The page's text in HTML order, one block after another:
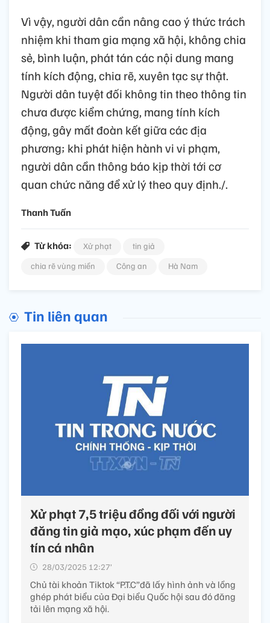
Vì vậy, người dân cần nâng cao ý thức trách
nhiệm khi tham gia mạng xã hội, không chia
sẻ, bình luận, phát tán các nội dung mang
tính kích động, chia rẽ, xuyên tạc sự thật.
Người dân tuyệt đối không tin theo thông tin
chưa được kiểm chứng, mang tính kích
động, gây mất đoàn kết giữa các địa
phương; khi phát hiện hành vi vi phạm,
người dân cần thông báo kịp thời tới cơ
quan chức năng để xử lý theo quy định./.
Thanh Tuấn
Từ khóa: Xử phạt
tin giả
chia rẽ vùng miền
Công an Hà Nam
Tin liên quan
Xử phạt 7,5 triệu đồng đối với người
đăng tin giả mạo, xúc phạm đến uy
tín cá nhân
28/03/2025 12:27’
Chủ tài khoản Tiktok “P.T.C”đã lấy hình ảnh và lồng
ghép phát biểu của Đại biểu Quốc hội sau đó đăng
tải lên mạng xã hội.